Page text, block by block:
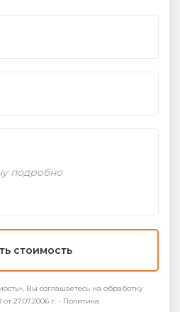
стоимость
Вы соглашаетесь на обработку
27.07.2006 г. - Политика